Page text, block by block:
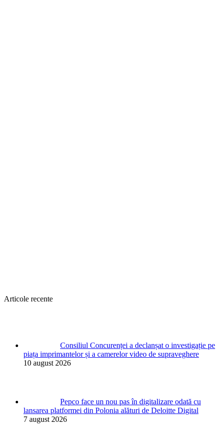
Articole recente
Consiliul Concurenței a declanșat o investigație pe
piața imprimantelor și a camerelor video de supraveghere
10 august 2026
Pepco face un nou pas în digitalizare odată cu
lansarea platformei din Polonia alături de Deloitte Digital
7 august 2026